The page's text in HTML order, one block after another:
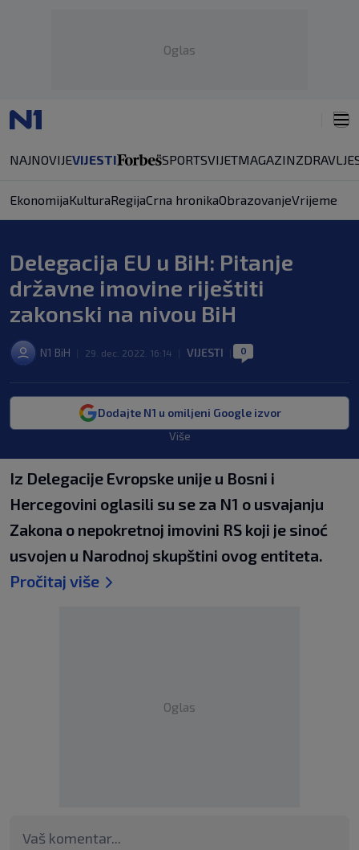
Oglas
NAJNOVIJEVIJESTI SPORTSVIJETMAGAZINZDRAVLJE
EkonomijaKulturaRegijaCrna hronikaObrazovanjeVrijeme
Delegacija EU u BiH: Pitanje
državne imovine riještiti
zakonski na nivou BiH
N1 BiH 29. dec. 2022. 16:14 VIJESTI 0
Dodajte N1 u omiljeni Google izvor
Više
Iz Delegacije Evropske unije u Bosni i
Hercegovini oglasili su se za N1 o usvajanju
Zakona o nepokretnoj imovini RS koji je sinoć
usvojen u Narodnoj skupštini ovog entiteta.
Pročitaj više
Oglas